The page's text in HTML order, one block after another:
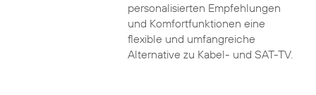
personalisierten Empfehlungen
und Komfortfunktionen eine
flexible und umfangreiche
Alternative zu Kabel- und SAT-TV.